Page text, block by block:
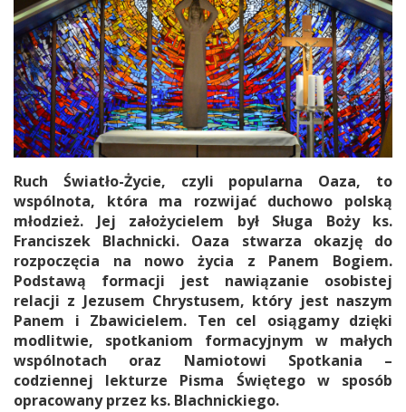
Ruch Światło-Życie, czyli popularna Oaza, to
wspólnota, która ma rozwijać duchowo polską
młodzież. Jej założycielem był Sługa Boży ks.
Franciszek Blachnicki. Oaza stwarza okazję do
rozpoczęcia na nowo życia z Panem Bogiem.
Podstawą formacji jest nawiązanie osobistej
relacji z Jezusem Chrystusem, który jest naszym
Panem i Zbawicielem. Ten cel osiągamy dzięki
modlitwie, spotkaniom formacyjnym w małych
wspólnotach oraz Namiotowi Spotkania –
codziennej lekturze Pisma Świętego w sposób
opracowany przez ks. Blachnickiego.